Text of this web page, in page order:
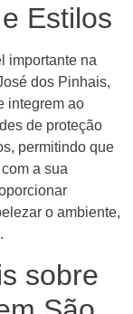
Estilos
importante na
dos Pinhais,
integrem ao
de proteção
permitindo que
a sua
o ambiente,
sobre